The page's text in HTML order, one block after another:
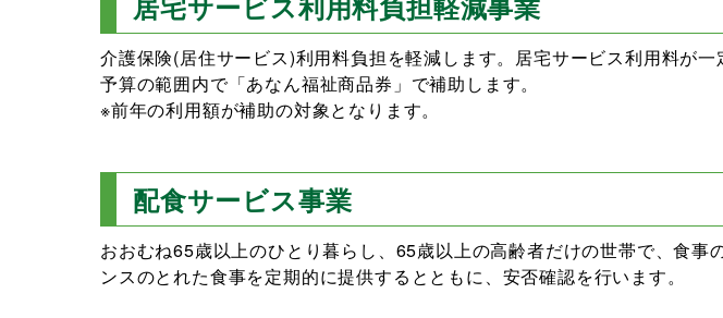
介護保険(居住サービス)利用料負担を軽減します。居宅サービス利用料が一
予算の範囲内で「あなん福祉商品券」で補助します。
※前年の利用額が補助の対象となります。
配食サービス事業
おおむね65歳以上のひとり暮らし、65歳以上の高齢者だけの世帯で、食事
ンスのとれた食事を定期的に提供するとともに、安否確認を行います。